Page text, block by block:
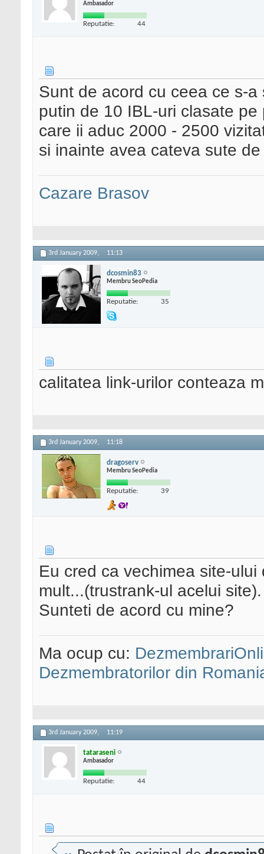
Ambasador
Reputatie: 44
Sunt de acord cu ceea ce s-
putin de 10 IBL-uri clasate
care ii aduc 2000 - 2500
si inainte avea cateva sute
Cazare Brasov
3rd January 2009, 11:13
dcosmin83
Membru SeoPedia
Reputatie: 35
calitatea link-urilor conteaza
3rd January 2009, 11:18
dragoserv
Membru SeoPedia
Reputatie: 39
Eu cred ca vechimea site-
mult...(trustrank-ul acelui site).
Sunteti de acord cu mine?
Ma ocup cu:
Dezmembratorilor din
3rd January 2009, 11:19
tataraseni
Ambasador
Reputatie: 44